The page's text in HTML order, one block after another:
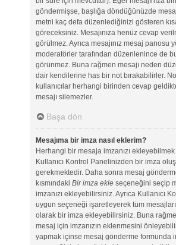
göndermişse, başlığa döndüğünüzde
metni kaç defa düzenlediğinizi gösteren
göreceksiniz. Mesajınıza henüz cevap
görülmez. Ayrıca mesajınız mesaj panosu
moderatörler tarafından düzenlenince de
görünmez. Buna rağmen mesajı neden
dair kendilerine has bir not bırakabilirler.
kullanıcılar herhangi birinden cevap
mesajı silemezler.
Başa dön
Mesajıma bir imza nasıl eklerim?
Herhangi bir mesaja imzanızı
Kullanıcı Kontrol Panelinizden bir imza
gerekmektedir. Daha sonra mesaj
kısmındaki Bir imza ekleseçeneğini seçip
imzanızı ekleyebilirsiniz. Ayrıca Kullanıcı
uygun seçeneği işaretleyerek tüm
olarak bir imza ekleyebilirsiniz. Buna
mesaj için imzanızın eklenmesini
yapmak içinse mesaj gönderme formunda